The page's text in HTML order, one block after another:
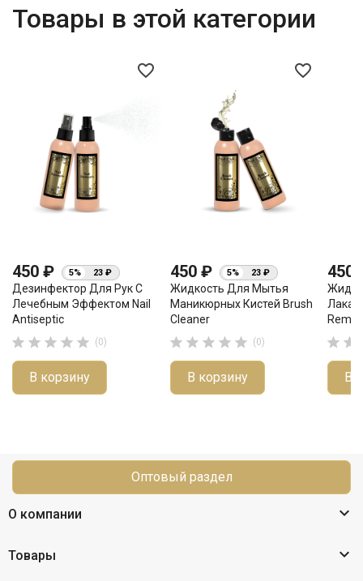
Товары в этой категории
favorite_border
450 ₽ 5% 23 ₽
Дезинфектор Для Рук С
Лечебным Эффектом Nail
Antiseptic
     (0)
В корзину
favorite_border
450 ₽ 5% 23 ₽
Жидкость Для Мытья
Маникюрных Кистей Brush
Cleaner
     (0)
В корзину
450
Лака
 
В
Оптовый раздел
О компании 
Товары 